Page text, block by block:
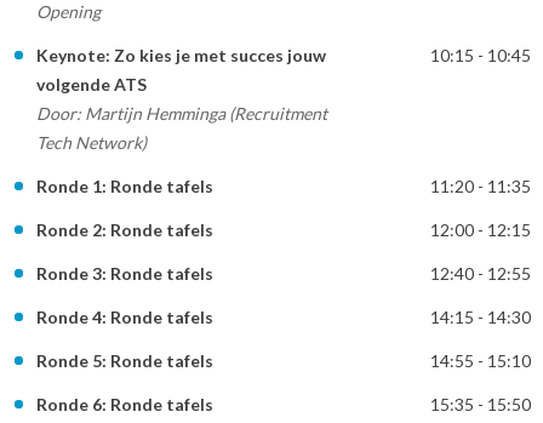
Opening
Keynote: Zo kies je met succes jouw
volgende ATS
Door: Martijn Hemminga (Recruitment
Tech Network)
10:15 - 10:45
Ronde 1: Ronde tafels 11:20 - 11:35
Ronde 2: Ronde tafels 12:00 - 12:15
Ronde 3: Ronde tafels 12:40 - 12:55
Ronde 4: Ronde tafels 14:15 - 14:30
Ronde 5: Ronde tafels 14:55 - 15:10
Ronde 6: Ronde tafels 15:35 - 15:50